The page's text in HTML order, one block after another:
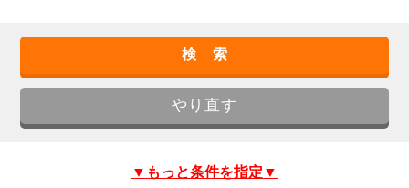
▼もっと条件を指定▼